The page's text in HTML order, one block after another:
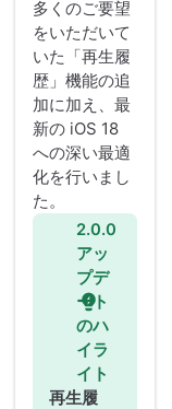
多くのご要望
をいただいて
いた「再生履
歴」機能の追
加に加え、最
新の iOS 18
への深い最適
化を行いまし
た。
2.0.0
アッ
プデ
ート
のハ
イラ
イト
再生履